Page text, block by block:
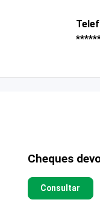
Cheques
Consultar